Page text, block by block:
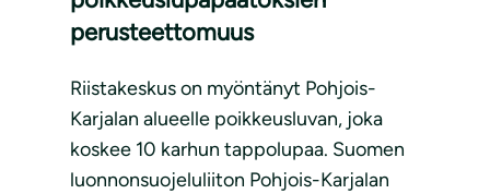
perusteettomuus
Riistakeskus on myöntänyt Pohjois-
Karjalan alueelle poikkeusluvan, joka
koskee 10 karhun tappolupaa. Suomen
luonnonsuojeluliiton Pohjois-Karjalan